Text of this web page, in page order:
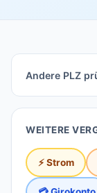
Andere PLZ
WEITERE
⚡ Strom